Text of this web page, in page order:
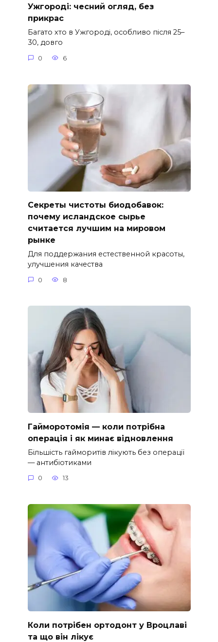
Ужгороді: чесний огляд, без
прикрас
Багато хто в Ужгороді, особливо після 25–
30, довго
0 6
Секреты чистоты биодобавок:
почему исландское сырье
считается лучшим на мировом
рынке
Для поддержания естественной красоты,
улучшения качества
0 8
Гайморотомія — коли потрібна
операція і як минає відновлення
Більшість гайморитів лікують без операції
— антибіотиками
0 13
Коли потрібен ортодонт у Вроцлаві
та що він лікує